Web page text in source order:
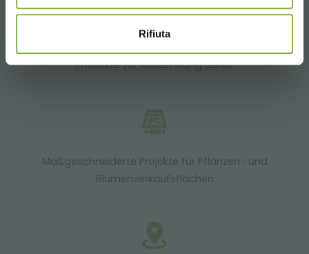
Rifiuta
Produkte zur Auslieferung bereit
Maßgeschneiderte Projekte für Pflanzen- und
Blumenverkaufsflächen